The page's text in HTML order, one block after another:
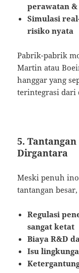
perawatan
Simulasi
risiko nyata
Pabrik-pabrik
Martin atau
hanggar yang
terintegrasi dari
5.
Dirgantara
Meski penuh
tantangan
Regulasi
sangat ketat
Biaya R&D
Isu